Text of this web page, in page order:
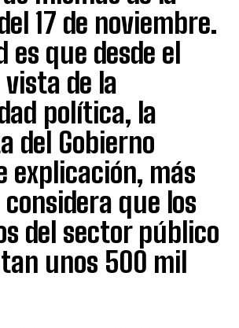
17 de noviembre.
es que desde el
de la
política, la
del Gobierno
explicación, más
que los
del sector público
unos 500 mil